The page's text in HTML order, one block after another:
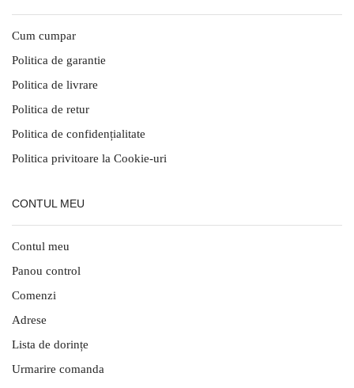
Cum cumpar
Politica de garantie
Politica de livrare
Politica de retur
Politica de confidențialitate
Politica privitoare la Cookie-uri
CONTUL MEU
Contul meu
Panou control
Comenzi
Adrese
Lista de dorințe
Urmarire comanda